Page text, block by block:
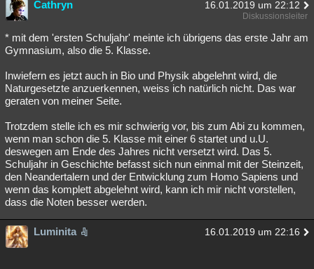
Cathryn 16.01.2019 um 22:12
Diskussionsleiter
* mit dem 'ersten Schuljahr' meinte ich übrigens das erste Jahr am
Gymnasium, also die 5. Klasse.
Inwiefern es jetzt auch in Bio und Physik abgelehnt wird, die
Naturgesetzte anzuerkennen, weiss ich natürlich nicht. Das war
geraten von meiner Seite.
Trotzdem stelle ich es mir schwierig vor, bis zum Abi zu kommen,
wenn man schon die 5. Klasse mit einer 6 startet und u.U.
deswegen am Ende des Jahres nicht versetzt wird. Das 5.
Schuljahr in Geschichte befasst sich nun einmal mit der Steinzeit,
den Neandertalern und der Entwicklung zum Homo Sapiens und
wenn das komplett abgelehnt wird, kann ich mir nicht vorstellen,
dass die Noten besser werden.
Luminita 16.01.2019 um 22:16